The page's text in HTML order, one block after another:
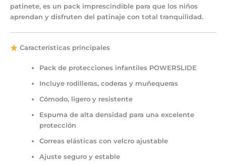
patinete, es un pack imprescindible para que los niños
aprendan y disfruten del patinaje con total tranquilidad.
Características principales
Pack de protecciones infantiles POWERSLIDE
Incluye rodilleras, coderas y muñequeras
Cómodo, ligero y resistente
Espuma de alta densidad para una excelente
protección
Correas elásticas convelcro ajustable
Ajuste seguro y estable